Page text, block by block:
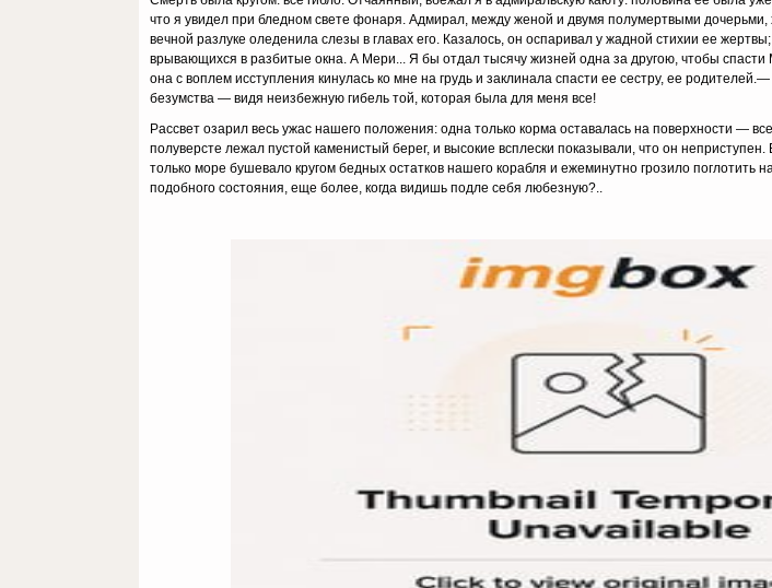
что я увидел при бледном свете фо­наря. Адмирал, между женой и двумя полумертвыми дочерьми,
вечной разлуке оледенила слезы в гла­вах его. Казалось, он оспаривал у жадной стихии ее
врывающихся в разбитые окна. А Мери... Я бы от­дал тысячу жизней одна за другою, чтобы
она с воплем исступления кинулась ко мне на грудь и заклинала спасти ее сестру, ее
безумства — видя неизбежную гибель той, которая была для меня все!
Рассвет озарил весь ужас нашего положения: одна только корма оставалась на поверхности —
полуверсте лежал пустой каменистый берег, и высокие всплески пока­зывали, что он
только море бушевало кругом бедных остатков нашего корабля и ежеминутно грозило поглотить
подобного состояния, еще более, когда видишь подле себя любезную?..